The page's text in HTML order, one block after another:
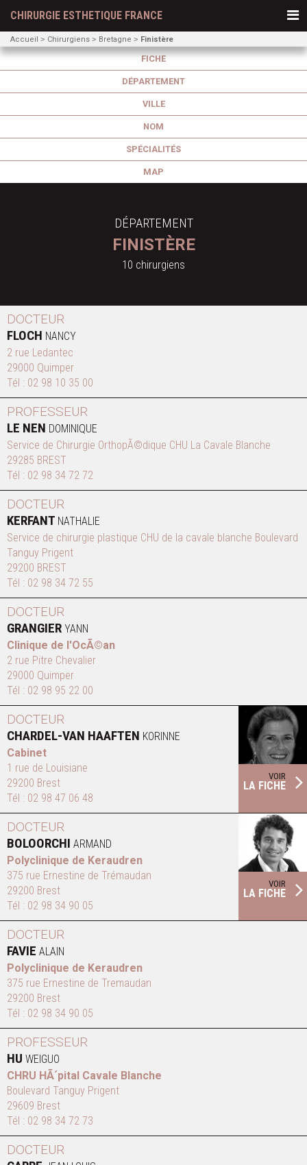
CHIRURGIE ESTHETIQUE FRANCE
Accueil Chirurgiens Bretagne Finistère
FICHE
DÉPARTEMENT
VILLE
NOM
SPÉCIALITÉS
MAP
DÉPARTEMENT
FINISTÈRE
10 chirurgiens
DOCTEUR
FLOCH NANCY
2 rue Ledantec
29000 Quimper
Tél : 02 98 10 35 00
PROFESSEUR
LE NEN DOMINIQUE
Service de Chirurgie OrthopÃ©dique CHU La Cavale Blanche
29285 BREST
Tél : 02 98 34 72 72
DOCTEUR
KERFANT NATHALIE
Service de chirurgie plastique CHU de la cavale blanche Boulevard
Tanguy Prigent
29200 BREST
Tél : 02 98 34 72 55
DOCTEUR
GRANGIER YANN
Clinique de l'OcÃ©an
2 rue Pitre Chevalier
29000 Quimper
Tél : 02 98 95 22 00
DOCTEUR
CHARDEL-VAN HAAFTEN KORINNE
Cabinet
1 rue de Louisiane
29200 Brest
Tél : 02 98 47 06 48
VOIR
LA FICHE
DOCTEUR
BOLOORCHI ARMAND
Polyclinique de Keraudren
375 rue Ernestine de Trémaudan
29200 Brest
Tél : 02 98 34 90 05
VOIR
LA FICHE
DOCTEUR
FAVIE ALAIN
Polyclinique de Keraudren
375 rue Ernestine de Tremaudan
29200 Brest
Tél : 02 98 34 90 05
PROFESSEUR
HU WEIGUO
CHRU HÃ´pital Cavale Blanche
Boulevard Tanguy Prigent
29609 Brest
Tél : 02 98 34 72 73
DOCTEUR